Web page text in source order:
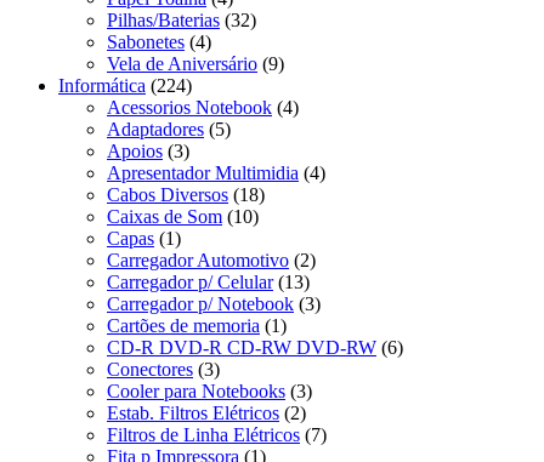
Pilhas/Baterias (32)
Sabonetes (4)
Vela de Aniversário (9)
Informática (224)
Acessorios Notebook (4)
Adaptadores (5)
Apoios (3)
Apresentador Multimidia (4)
Cabos Diversos (18)
Caixas de Som (10)
Capas (1)
Carregador Automotivo (2)
Carregador p/ Celular (13)
Carregador p/ Notebook (3)
Cartões de memoria (1)
CD-R DVD-R CD-RW DVD-RW (6)
Conectores (3)
Cooler para Notebooks (3)
Estab. Filtros Elétricos (2)
Filtros de Linha Elétricos (7)
Fita p Impressora (1)